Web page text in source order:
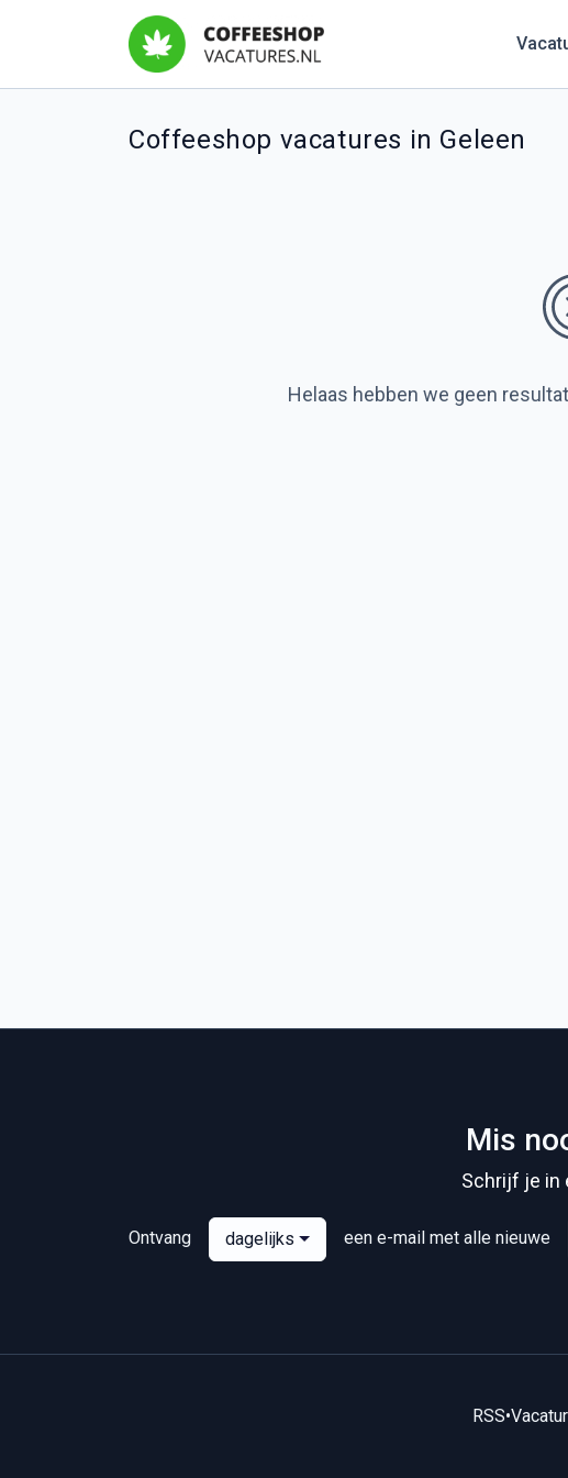
Coffeeshop vacatures in Geleen
Helaas hebben we geen
Mis
Schrijf je in
Ontvang dagelijks een e-mail met alle nieuwe
RSS•